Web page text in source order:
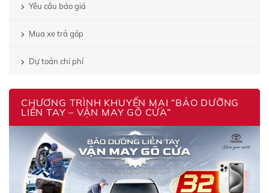
Yêu cầu báo giá
Mua xe trả góp
Dự toán chi phí
CHƯƠNG TRÌNH KHUYẾN MẠI “BẢO DƯỠNG
LIỀN TAY – VẬN MAY GÕ CỬA”